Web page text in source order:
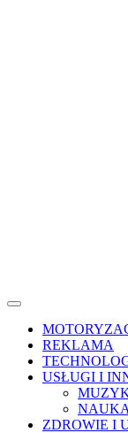
Menu
REKLAMA
USŁUGI I
NAUKA
ZDROWIE I